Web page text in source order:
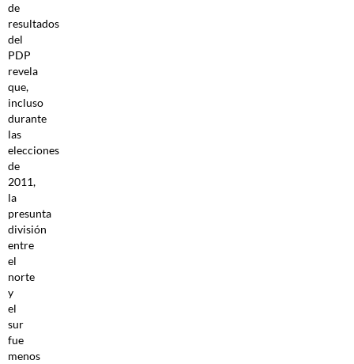
de
resultados
del
PDP
revela
que,
incluso
durante
las
elecciones
de
2011,
la
presunta
división
entre
el
norte
y
el
sur
fue
menos